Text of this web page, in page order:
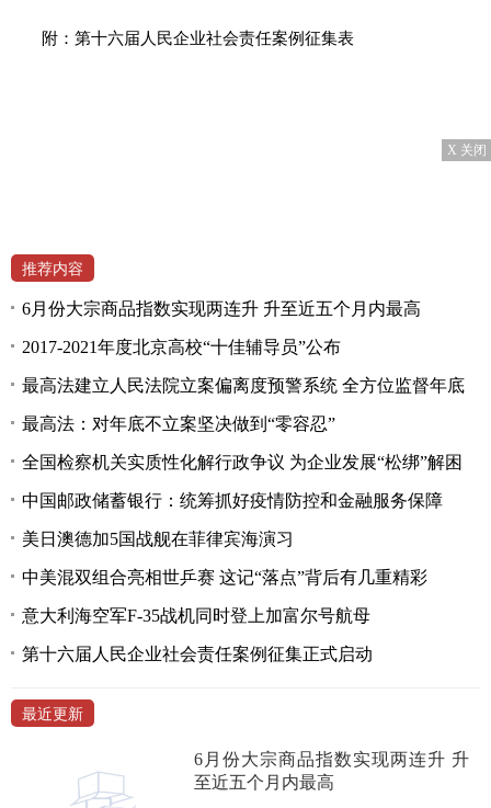
附：第十六届人民企业社会责任案例征集表
X 关闭
推荐内容
6月份大宗商品指数实现两连升 升至近五个月内最高
2017-2021年度北京高校“十佳辅导员”公布
最高法建立人民法院立案偏离度预警系统 全方位监督年底
最高法：对年底不立案坚决做到“零容忍”
全国检察机关实质性化解行政争议 为企业发展“松绑”解困
中国邮政储蓄银行：统筹抓好疫情防控和金融服务保障
美日澳德加5国战舰在菲律宾海演习
中美混双组合亮相世乒赛 这记“落点”背后有几重精彩
意大利海空军F-35战机同时登上加富尔号航母
第十六届人民企业社会责任案例征集正式启动
最近更新
6月份大宗商品指数实现两连升 升
至近五个月内最高